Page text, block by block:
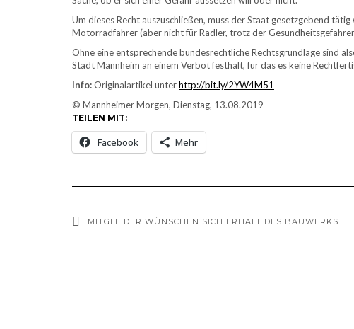
Um dieses Recht auszuschließen, muss der Staat gesetzgebend
Motorradfahrer (aber nicht für Radler, trotz der
Ohne eine entsprechende bundesrechtliche Rechtsgrundlage sind
Stadt Mannheim an einem Verbot festhält, für das es keine
Info:Originalartikel unterhttp://bit.ly/2YW4M51
© Mannheimer Morgen, Dienstag, 13.08.2019
TEILEN MIT:
Facebook Mehr
MITGLIEDER WÜNSCHEN SICH ERHALT DES BAUWERKS